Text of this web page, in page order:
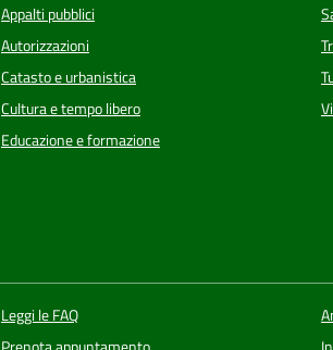
Appalti pubblici
Autorizzazioni
Catasto e urbanistica
Cultura e tempo libero
Educazione e formazione
Leggi le FAQ